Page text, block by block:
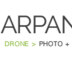
DRONE > PHOTO